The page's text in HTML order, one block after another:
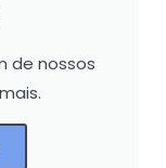
de nossos